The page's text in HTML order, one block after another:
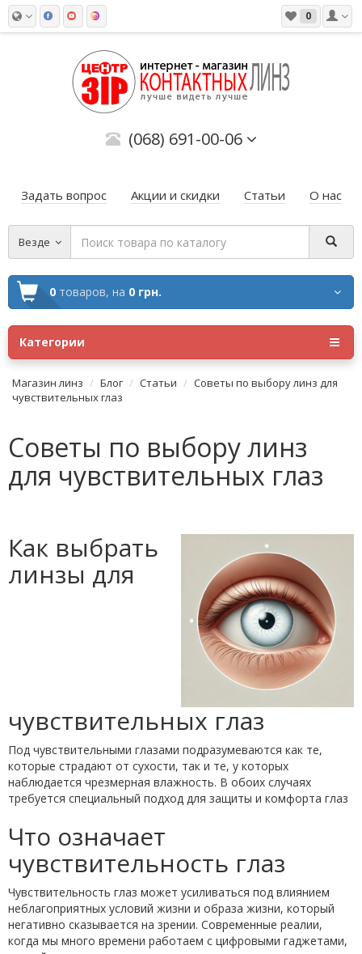
0
(068) 691-00-06
Задать вопрос Акции и скидки Статьи О нас
Везде
0 товаров, на 0 грн.
Категории
Магазин линз Блог Статьи
Советы по выбору линз для
чувствительных глаз
Советы по выбору линз
для чувствительных глаз
Как выбрать
линзы для
чувствительных глаз
Под чувствительными глазами подразумеваются как те,
которые страдают от сухости, так и те, у которых
наблюдается чрезмерная влажность. В обоих случаях
требуется специальный подход для защиты и комфорта глаз
Что означает
чувствительность глаз
Чувствительность глаз может усиливаться под влиянием
неблагоприятных условий жизни и образа жизни, который
негативно сказывается на зрении. Современные реалии,
когда мы много времени работаем с цифровыми гаджетами,